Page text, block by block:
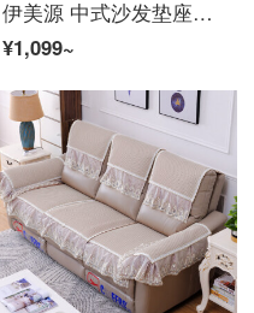
伊美源 中式沙发垫座垫加厚冬季新中式坐垫子高档ソファー盖布四季通用红木家具ソファーカバー罩巾冬款支持定制 陶然居/烟灰色 110*160cm（不含海绵） 一件
¥1,099~